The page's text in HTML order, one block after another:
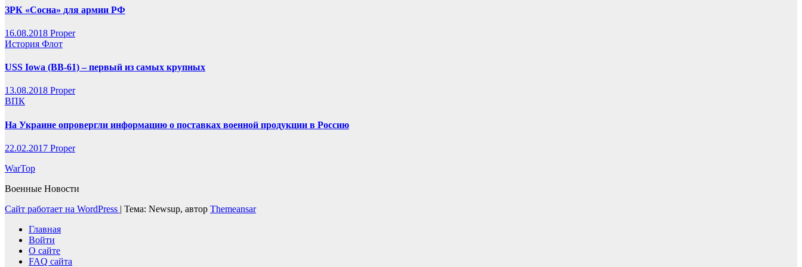
ЗРК «Сосна» для армии РФ
16.08.2018 Proper
История Флот
USS Iowa (BB-61) – первый из самых крупных
13.08.2018 Proper
ВПК
На Украине опровергли информацию о поставках военной продукции в Россию
22.02.2017 Proper
WarTop
Военные Новости
Сайт работает на WordPress | Тема: Newsup, автор Themeansar
Главная
Войти
О сайте
FAQ сайта